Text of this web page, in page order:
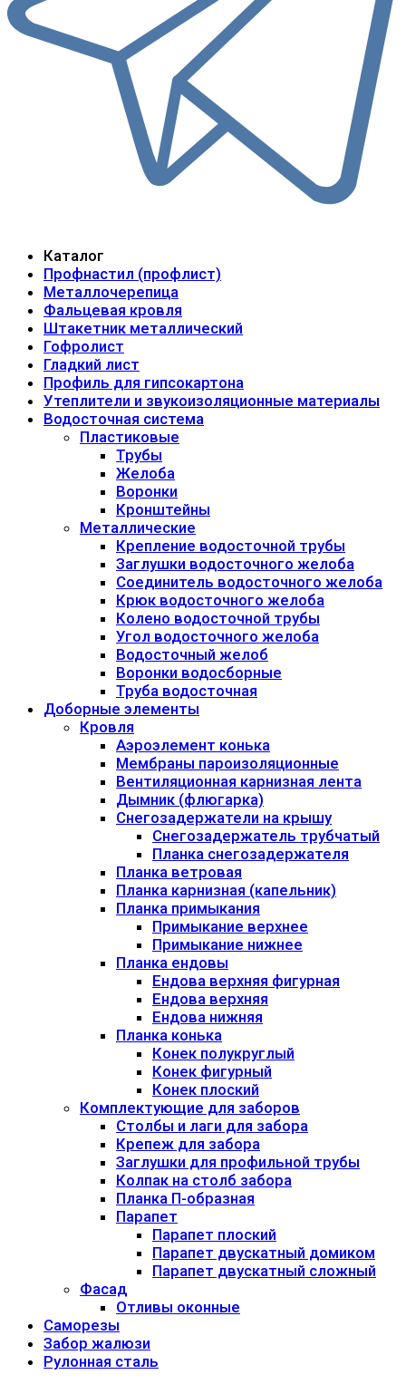
Каталог
Профнастил (профлист)
Металлочерепица
Фальцевая кровля
Штакетник металлический
Гофролист
Гладкий лист
Профиль для гипсокартона
Утеплители и звукоизоляционные материалы
Водосточная система
Пластиковые
Трубы
Желоба
Воронки
Кронштейны
Металлические
Крепление водосточной трубы
Заглушки водосточного желоба
Соединитель водосточного желоба
Крюк водосточного желоба
Колено водосточной трубы
Угол водосточного желоба
Водосточный желоб
Воронки водосборные
Труба водосточная
Доборные элементы
Кровля
Аэроэлемент конька
Мембраны пароизоляционные
Вентиляционная карнизная лента
Дымник (флюгарка)
Снегозадержатели на крышу
Снегозадержатель трубчатый
Планка снегозадержателя
Планка ветровая
Планка карнизная (капельник)
Планка примыкания
Примыкание верхнее
Примыкание нижнее
Планка ендовы
Ендова верхняя фигурная
Ендова верхняя
Ендова нижняя
Планка конька
Конек полукруглый
Конек фигурный
Конек плоский
Комплектующие для заборов
Столбы и лаги для забора
Крепеж для забора
Заглушки для профильной трубы
Колпак на столб забора
Планка П-образная
Парапет
Парапет плоский
Парапет двускатный домиком
Парапет двускатный сложный
Фасад
Отливы оконные
Саморезы
Забор жалюзи
Рулонная сталь